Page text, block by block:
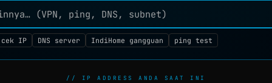
IP DNS server IndiHome gangguan ping test
// IP ADDRESS ANDA SAAT INI